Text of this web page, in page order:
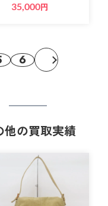
35,000円
6
他の買取実績